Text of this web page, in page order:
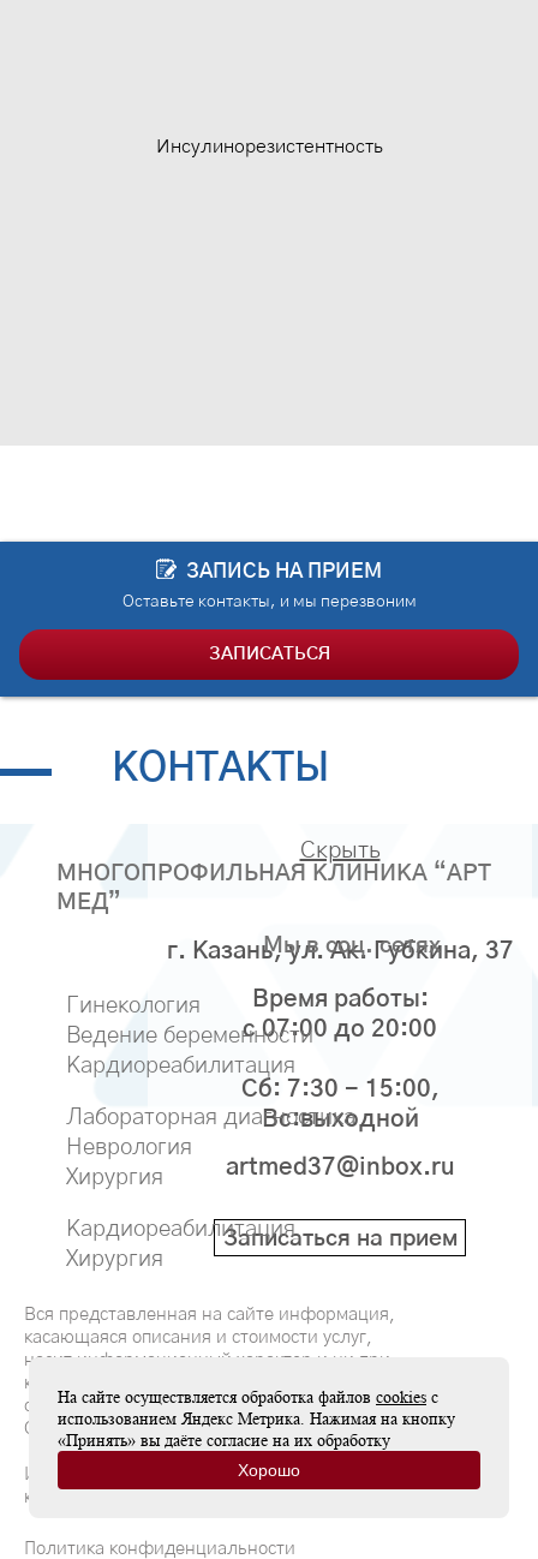
Инсулинорезистентность
ЗАПИСЬ НА ПРИЕМ
Оставьте контакты, и мы перезвоним
ЗАПИСАТЬСЯ
КОНТАКТЫ
Скрыть
г. Казань, ул. Ак. Губкина, 37
Время работы:
с 07:00 до 20:00
Сб: 7:30 - 15:00,
Вс:выходной
artmed37@inbox.ru
Записаться на прием
МНОГОПРОФИЛЬНАЯ КЛИНИКА “АРТ
МЕД”
Мы в соц. сетях
Гинекология
Ведение беременности
Кардиореабилитация
Лабораторная диагностика
Неврология
Хирургия
Кардиореабилитация
Хирургия
Вся представленная на сайте информация,
касающаяся описания и стоимости услуг,
носит информационный характер и ни при
каких условиях не является публичной
офертой, определяемой положениями
Статьи 437(2) Гражданского кодекса РФ
Имеются противопоказания, необходима
консультация специалиста
Политика конфиденциальности
На сайте осуществляется обработка файлов cookies с
использованием Яндекс Метрика. Нажимая на кнопку
«Принять» вы даёте согласие на их обработку
Хорошо